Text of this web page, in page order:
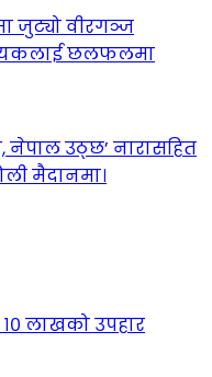
जुट्यो वीरगञ्ज
छलफलमा
नेपाल उठ्छ’ नारासहित
मैदानमा।
लाखको उपहार